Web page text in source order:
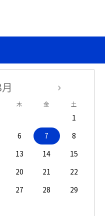
木 金 土
1
6 7
8
13 14
15
20 21
22
27 28
29